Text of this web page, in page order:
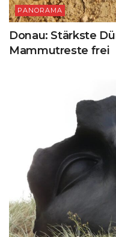
PANORAMA
Donau: Stärkste
Mammutreste frei